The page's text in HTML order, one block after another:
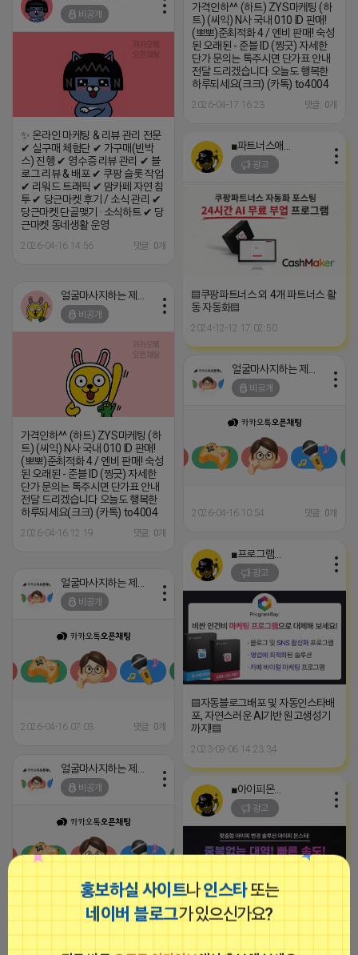
홍보하실 사이트나인스타또는
네이버 블로그가 있으신가요?
가격인하^^ (하트) ZYS마케팅 (하
트) (씨익) N사 국내 010 ID 판매!
(뽀뽀)준최적화 4 / 엔비 판매! 숙성
된 오래된 - 준블 ID (찡긋) 자세한
단가 문의는 톡주시면 단가표 안내
전달 드리겠습니다 오늘도 행복한
하루되세요(크크) (카톡) to4004
2026-04-17 16:23 댓글: 0개
비공개
✨ 온라인 마케팅 & 리뷰 관리 전문
✔ 실구매 체험단 ✔ 가구매(빈박
스) 진행 ✔ 영수증 리뷰 관리 ✔ 블
로그 리뷰 & 배포 ✔ 쿠팡 슬롯 작업
✔ 리워드 트래픽 ✔ 맘카페 자연 침
투 ✔ 당근마켓 후기 / 소식 관리 ✔
당근마켓 단골맺기 · 소식하트 ✔ 당
근마켓 동네생활 운영
2026-04-16 14:56 댓글: 0개
광고
▤쿠팡파트너스 외 4개 파트너스 활
동 자동화▤
2024-12-12 17:02:50
비공개
가격인하^^ (하트) ZYS마케팅 (하
트) (씨익) N사 국내 010 ID 판매!
(뽀뽀)준최적화 4 / 엔비 판매! 숙성
된 오래된 - 준블 ID (찡긋) 자세한
단가 문의는 톡주시면 단가표 안내
전달 드리겠습니다 오늘도 행복한
하루되세요(크크) (카톡) to4004
2026-04-16 12:19 댓글: 0개
비공개
2026-04-16 10:54 댓글: 0개
광고
▤자동블로그배포 및 자동인스타배
포, 자연스러운 AI기반 원고생성기
까지!▤
2023-09-06 14:23:34
비공개
2026-04-16 07:03 댓글: 0개
비공개
N쇼핑 신규 로직 반영 안전함은 높
이고, 효율도 따라오고, 최근 상황에
■아이피몬스터■
광고
용 KT아이피서비스!!